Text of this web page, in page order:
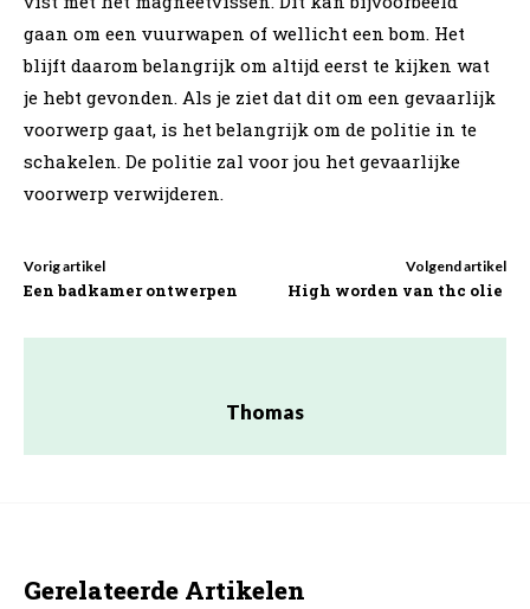
gaan om een vuurwapen of wellicht een bom. Het
blijft daarom belangrijk om altijd eerst te kijken wat
je hebt gevonden. Als je ziet dat dit om een gevaarlijk
voorwerp gaat, is het belangrijk om de politie in te
schakelen. De politie zal voor jou het gevaarlijke
voorwerp verwijderen.
Vorig artikel
Een badkamer ontwerpen
Volgend artikel
High worden van thc olie
Thomas
Gerelateerde Artikelen